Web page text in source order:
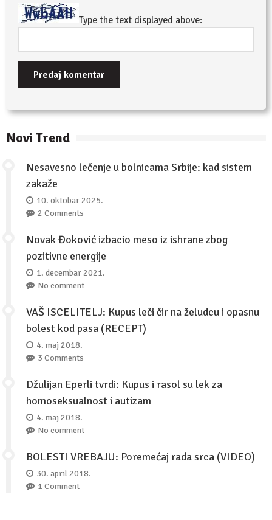
Type the text displayed above:
Novi Trend
Nesavesno lečenje u bolnicama Srbije: kad sistem
zakaže
10. oktobar 2025.
2 Comments
Novak Đoković izbacio meso iz ishrane zbog
pozitivne energije
1. decembar 2021.
No comment
VAŠ ISCELITELJ: Kupus leči čir na želudcu i opasnu
bolest kod pasa (RECEPT)
4. maj 2018.
3 Comments
Džulijan Eperli tvrdi: Kupus i rasol su lek za
homoseksualnost i autizam
4. maj 2018.
No comment
BOLESTI VREBAJU: Poremećaj rada srca (VIDEO)
30. april 2018.
1 Comment